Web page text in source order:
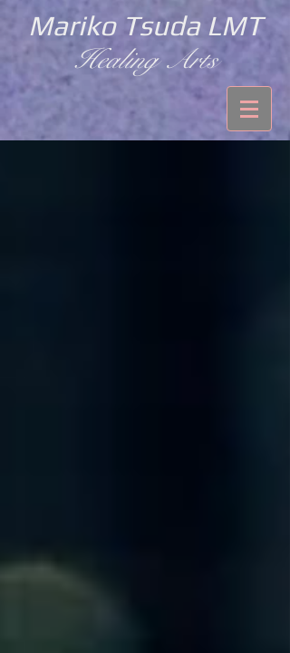
Mariko Tsuda LMT
Healing Arts